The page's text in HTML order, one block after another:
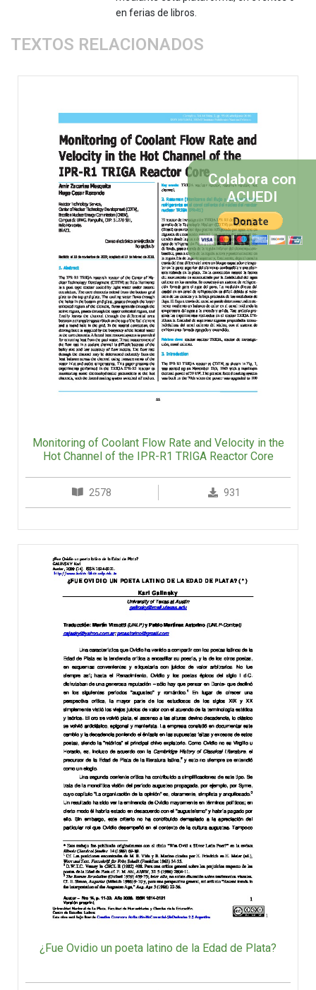
en ferias de libros.
TEXTOS RELACIONADOS
Monitoring of Coolant Flow Rate and Velocity in the
Hot Channel of the IPR-R1 TRIGA Reactor Core
2578 931
¿Fue Ovidio un poeta latino de la Edad de Plata?
Colabora con
ACUEDI